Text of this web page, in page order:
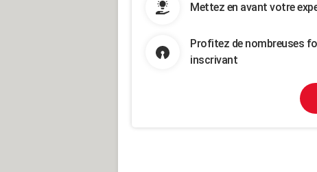
Mettez en avant votre
Profitez de nombreuses
inscrivant